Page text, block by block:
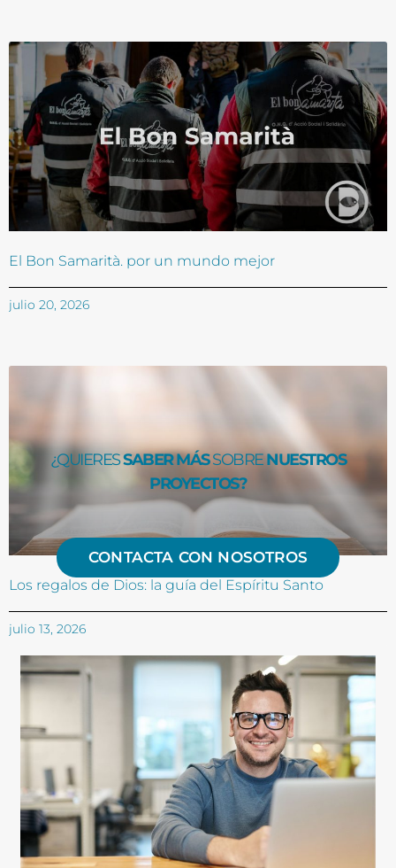
El Bon Samarità. por un mundo mejor
julio 20, 2026
Los regalos de Dios: la guía del Espíritu Santo
julio 13, 2026
¿QUIERESSABER MÁSSOBRENUESTROS
PROYECTOS?
CONTACTA CON NOSOTROS